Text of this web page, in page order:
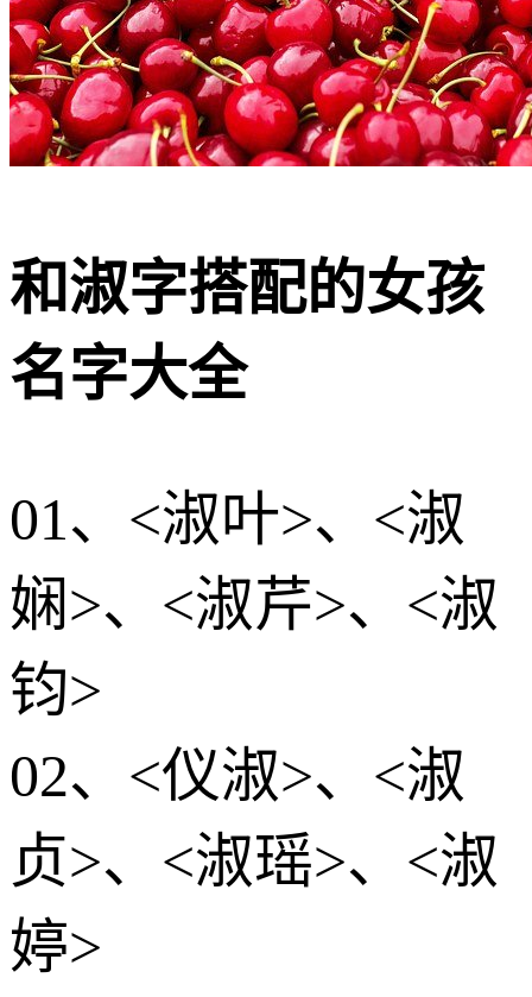
和淑字搭配的女孩
名字大全
01、<淑叶>、<淑
娴>、<淑芹>、<淑
钧>
02、<仪淑>、<淑
贞>、<淑瑶>、<淑
婷>